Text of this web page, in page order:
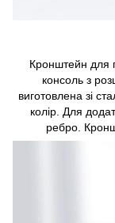
Кронштейн для
консоль з
виготовлена зі
колір. Для
ребро.